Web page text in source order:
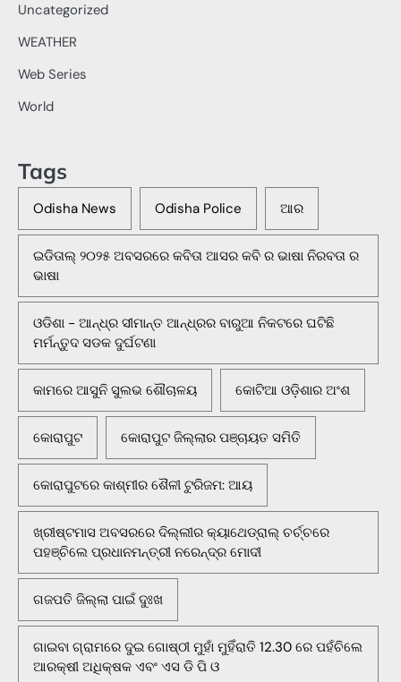
Uncategorized
WEATHER
Web Series
World
Tags
Odisha News Odisha Police ଆର
ଇଡିତାଲ୍ ୨୦୨୫ ଅବସରରେ କବିତା ଆସର କବି ର ଭାଷା ନିରବତା ର
ଭାଷା
ଓଡିଶା - ଆନ୍ଧ୍ର ସୀମାନ୍ତ ଆନ୍ଧ୍ରର ବାରୁଆ ନିକଟରେ ଘଟିଛି
ମର୍ମନ୍ତୁଦ ସଡକ ଦୁର୍ଘଟଣା
କାମରେ ଆସୁନି ସୁଲଭ ଶୌଚାଳୟ କୋଟିଆ ଓଡ଼ିଶାର ଅଂଶ
କୋରାପୁଟ କୋରାପୁଟ ଜିଲ୍ଲାର ପଞ୍ଚାୟତ ସମିତି
କୋରାପୁଟରେ କାଶ୍ମୀର ଶୈଳୀ ଟୁରିଜମ: ଆୟ
ଖ୍ରୀଷ୍ଟମାସ ଅବସରରେ ଦିଲ୍ଲୀର କ୍ୟାଥେଡ୍ରାଲ୍ ଚର୍ଚ୍ଚରେ
ପହଞ୍ଚିଲେ ପ୍ରଧାନମନ୍ତ୍ରୀ ନରେନ୍ଦ୍ର ମୋଦୀ
ଗଜପତି ଜିଲ୍ଲା ପାଇଁ ଦୁଃଖ
ଗାଇବା ଗ୍ରାମରେ ଦୁଇ ଗୋଷ୍ଠୀ ମୁହାଁ ମୁହିଁରାତି 12.30 ରେ ପହଁଚିଲେ
ଆରକ୍ଷୀ ଅଧିକ୍ଷକ ଏବଂ ଏସ ଡି ପି ଓ